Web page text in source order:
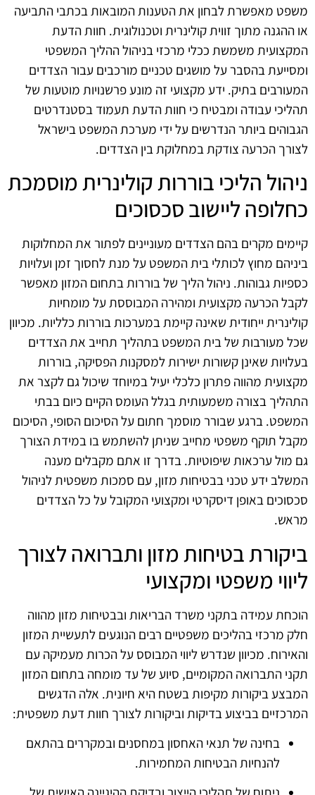
משפט מאפשרת לבחון את הטענות המובאות בכתבי התביעה
או ההגנה מתוך זווית קולינרית וטכנולוגית. חוות הדעת
המקצועית משמשת ככלי מרכזי בניהול ההליך המשפטי
ומסייעת בהסבר על מושגים טכניים מורכבים עבור הצדדים
המעורבים בתיק. ידע מקצועי זה מונע פרשנויות מוטעות של
תהליכי עבודה ומבטיח כי חוות הדעת תעמוד בסטנדרטים
הגבוהים ביותר הנדרשים על ידי מערכת המשפט בישראל
לצורך הכרעה צודקת במחלוקת בין הצדדים.
ניהול הליכי בוררות קולינרית מוסמכת
כחלופה ליישוב סכסוכים
קיימים מקרים בהם הצדדים מעוניינים לפתור את המחלוקות
ביניהם מחוץ לכותלי בית המשפט על מנת לחסוך זמן ועלויות
כספיות גבוהות. ניהול הליך של בוררות בתחום המזון מאפשר
לקבל הכרעה מקצועית ומהירה המבוססת על מומחיות
קולינרית ייחודית שאינה קיימת במערכות בוררות כלליות. מכיוון
שכל מעורבות של בית המשפט בתהליך תחייב את הצדדים
בעלויות שאינן קשורות ישירות למסקנות הפסיקה, בוררות
מקצועית מהווה פתרון כלכלי יעיל במיוחד שיכול גם לקצר את
התהליך בצורה משמעותית בגלל העומס הקיים כיום בבתי
המשפט. ברגע שבורר מוסמך חתום על הסיכום הסופי, הסיכום
מקבל תוקף משפטי מחייב שניתן להשתמש בו במידת הצורך
גם מול ערכאות שיפוטיות. בדרך זו אתם מקבלים מענה
המשלב ידע טכני בבטיחות מזון, עם סמכות משפטית לניהול
סכסוכים באופן דיסקרטי ומקצועי המקובל על כל הצדדים
מראש.
ביקורת בטיחות מזון ותברואה לצורך
ליווי משפטי ומקצועי
הוכחת עמידה בתקני משרד הבריאות ובבטיחות מזון מהווה
חלק מרכזי בהליכים משפטיים רבים הנוגעים לתעשיית המזון
והאירוח. מכיוון שנדרש ליווי המבוסס על הכרות מעמיקה עם
תקני התברואה המקומיים, סיוע של עד מומחה בתחום המזון
המבצע ביקורות מקיפות בשטח היא חיונית. אלה הדגשים
המרכזיים בביצוע בדיקות וביקורות לצורך חוות דעת משפטית:
בחינה של תנאי האחסון במחסנים ובמקררים בהתאם
להנחיות הבטיחות המחמירות.